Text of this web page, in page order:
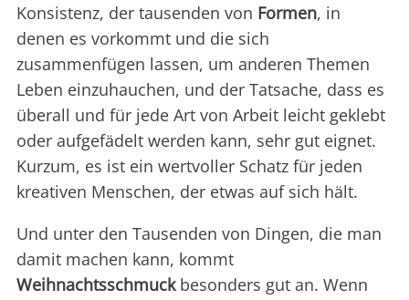
Konsistenz, der tausenden von Formen, in
denen es vorkommt und die sich
zusammenfügen lassen, um anderen Themen
Leben einzuhauchen, und der Tatsache, dass es
überall und für jede Art von Arbeit leicht geklebt
oder aufgefädelt werden kann, sehr gut eignet.
Kurzum, es ist ein wertvoller Schatz für jeden
kreativen Menschen, der etwas auf sich hält.
Und unter den Tausenden von Dingen, die man
damit machen kann, kommt
Weihnachtsschmuckbesonders gut an. Wenn